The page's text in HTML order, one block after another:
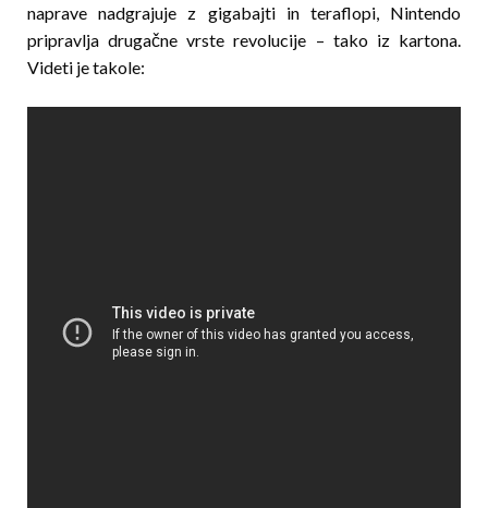
naprave nadgrajuje z gigabajti in teraflopi, Nintendo
pripravlja drugačne vrste revolucije – tako iz kartona.
Videti je takole: